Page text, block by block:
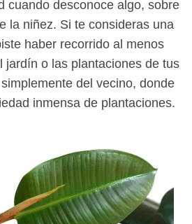
cuando desconoce algo, sobre
la niñez. Si te consideras una
haber recorrido al menos
jardín o las plantaciones de tus
del vecino, donde
inmensa de plantaciones.